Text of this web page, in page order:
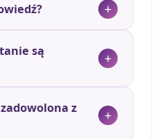
są
z